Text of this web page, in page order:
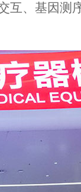
互、基因测